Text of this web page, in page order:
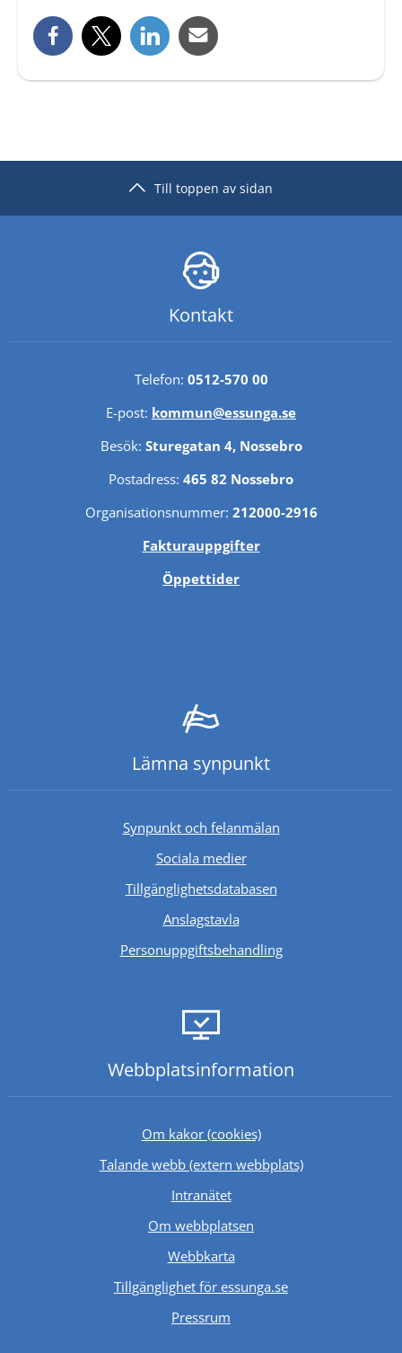
Till toppen av sidan
Kontakt
Telefon: 0512-570 00
E-post: kommun@essunga.se
Besök: Sturegatan 4, Nossebro
Postadress: 465 82 Nossebro
Organisationsnummer: 212000-2916
Fakturauppgifter
Öppettider
Lämna synpunkt
Synpunkt och felanmälan
Sociala medier
TillgänglighetsdatabasenLänk till annan
Anslagstavla
Personuppgiftsbehandling
Webbplats­information
Om kakor (cookies)
Talande webb (extern webbplats)Länk till annan
IntranätetLänk till annan webbplats.
Om webbplatsen
Webbkarta
Tillgänglighet för essunga.se
Pressrum